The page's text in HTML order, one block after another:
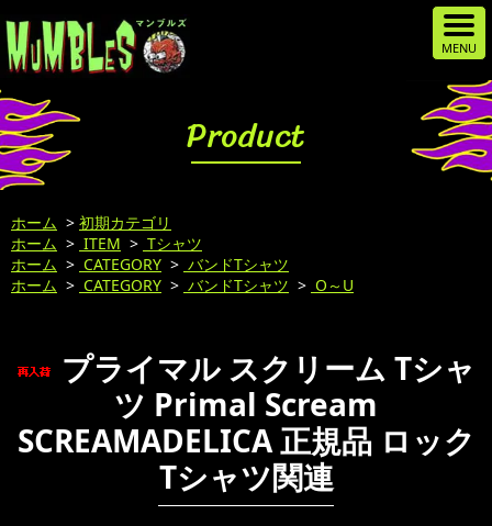
Product
ホーム > 初期カテゴリ
ホーム > ITEM > Tシャツ
ホーム > CATEGORY > バンドTシャツ
ホーム > CATEGORY > バンドTシャツ > O～U
プライマル スクリーム Tシャ
ツ Primal Scream
SCREAMADELICA 正規品 ロック
Tシャツ関連